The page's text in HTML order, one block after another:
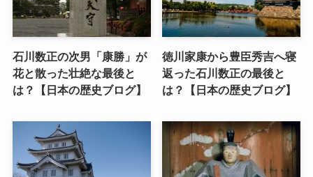
石川数正の次男「康勝」が
花と散った壮絶な最後と
は？【日本の歴史ブログ】
徳川家康から豊臣秀吉へ寝
返った石川数正の最後と
は？【日本の歴史ブログ】